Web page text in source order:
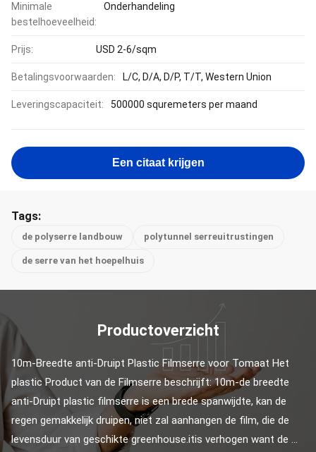
Minimale
bestelhoeveelheid:
Onderhandeling
Prijs: USD 2-6/sqm
Betalingsvoorwaarden: L/C, D/A, D/P, T/T, Western Union
Leveringscapaciteit: 500000 squremeters per maand
Een citaat krijgen
Tags:
de polyserre landbouw polytunnel serreuitrustingen
de serre van het hoepelhuis
Productoverzicht
10m-Breedte anti-Druipt Plastic Filmserre voor Tomaat Het
plastic Product van de Filmserre beschrijft: 10m-de breedte
anti-Druipt plastic filmserre is een brede spanwijdte, kan de
regen gemakkelijk druipen, niet zal aanhangen de film, die de
levensduur van geschikte greenhouse.itis verhogen want de ...